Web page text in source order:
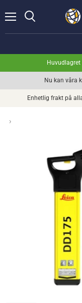
Nu kan våra
Enhetlig frakt på
›